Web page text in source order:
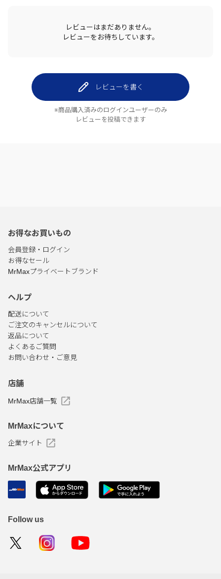
レビューはまだありません。
レビューをお待ちしています。
レビューを書く
※商品購入済みのログインユーザーのみ
レビューを投稿できます
お得なお買いもの
会員登録・ログイン
お得なセール
MrMaxプライベートブランド
ヘルプ
配送について
ご注文のキャンセルについて
返品について
よくあるご質問
お問い合わせ・ご意見
店舗
MrMax店舗一覧
MrMaxについて
企業サイト
MrMax公式アプリ
Follow us